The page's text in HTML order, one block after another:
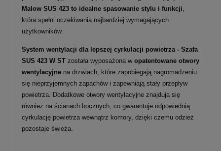
Malow SUS 423 to idealne spasowanie stylu i funkcji,
która spełni oczekiwania najbardziej wymagających
użytkowników.
System wentylacji dla lepszej cyrkulacji powietrza - Szafa
SUS 423 W ST została wyposażona w opatentowane otwory
wentylacyjne na drzwiach, które zapobiegają nagromadzeniu
się nieprzyjemnych zapachów i zapewniają stały przepływ
powietrza. Dodatkowe otwory wentylacyjne znajdują się
również na ścianach bocznych, co gwarantuje odpowiednią
cyrkulację powietrza wewnątrz komory, dzięki czemu odzież
pozostaje świeża.